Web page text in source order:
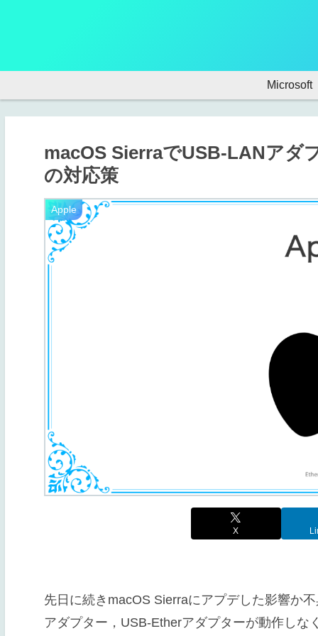
Microsoft
macOS SierraでUSB-LANアダ
の対応策
Apple
X
先日に続きmacOS Sierraにアプデした影響か
アダプター，USB-Etherアダプターが動作しな